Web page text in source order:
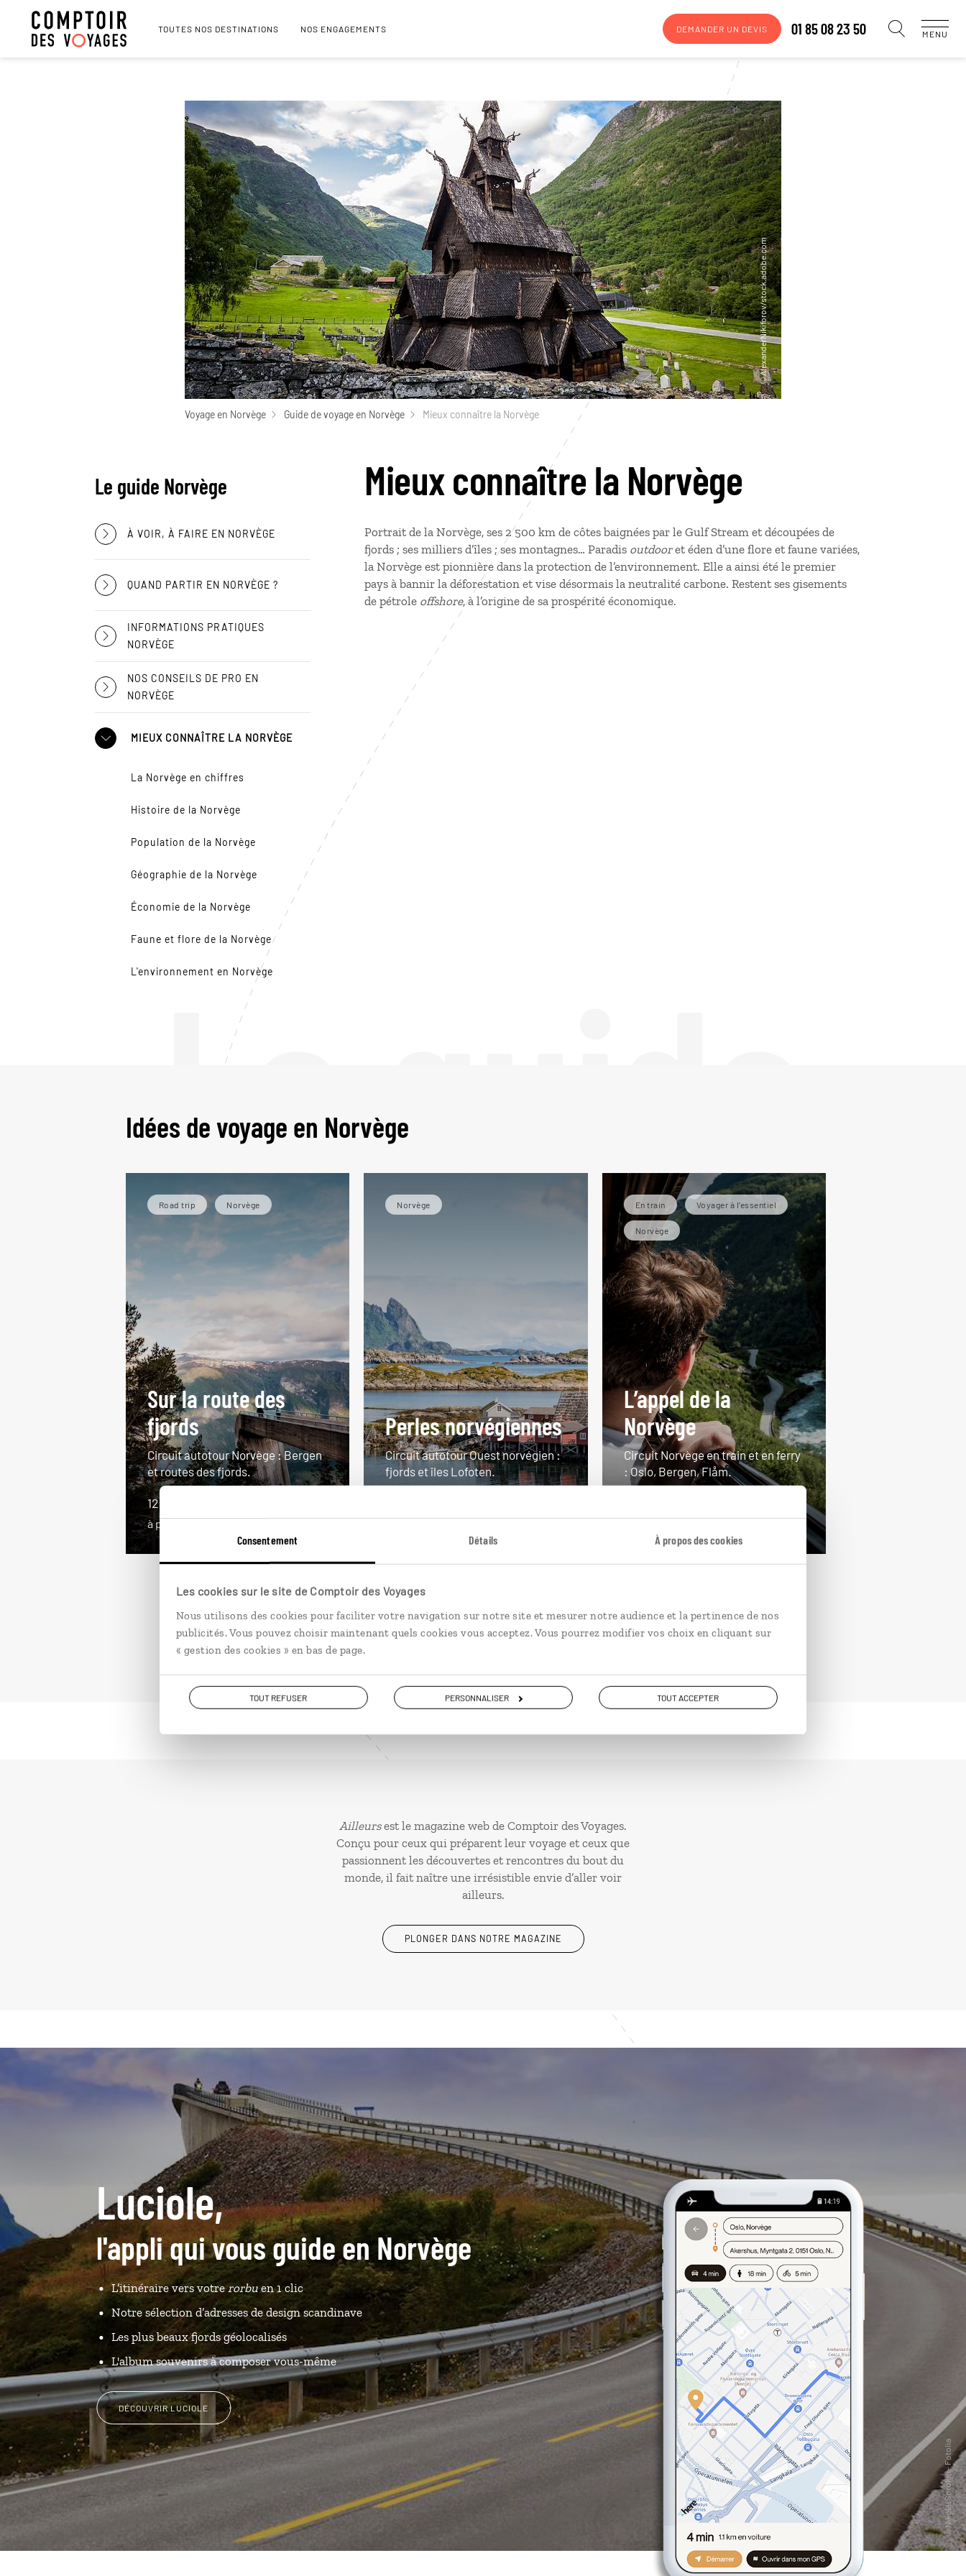
Consentement Détails À propos des cookies
Les cookies sur le site de Comptoir des Voyages
Nous utilisons des cookies pour faciliter votre navigation sur notre site et mesurer notre audience et la pertinence de nos
publicités. Vous pouvez choisir maintenant quels cookies vous acceptez. Vous pourrez modifier vos choix en cliquant sur
« gestion des cookies » en bas de page.
TOUT REFUSER PERSONNALISER TOUT ACCEPTER
TOUTES NOS DESTINATIONS NOS ENGAGEMENTS DEMANDER UN DEVIS 01 85 08 23 50 MENU
Voyage en Norvège Guide de voyage en Norvège Mieux connaître la Norvège
Le guide
Le guide Norvège
À VOIR, À FAIRE EN NORVÈGE
QUAND PARTIR EN NORVÈGE ?
INFORMATIONS PRATIQUES
NORVÈGE
NOS CONSEILS DE PRO EN
NORVÈGE
MIEUX CONNAÎTRE LA NORVÈGE
La Norvège en chiffres
Histoire de la Norvège
Population de la Norvège
Géographie de la Norvège
Économie de la Norvège
Faune et flore de la Norvège
L'environnement en Norvège
Mieux connaître la Norvège
Portrait de la Norvège, ses 2 500 km de côtes baignées par le Gulf Stream et découpées de
fjords ; ses milliers d’îles ; ses montagnes… Paradis outdooret éden d’une flore et faune variées,
la Norvège est pionnière dans la protection de l’environnement. Elle a ainsi été le premier
pays à bannir la déforestation et vise désormais la neutralité carbone. Restent ses gisements
de pétrole offshore, à l’origine de sa prospérité économique.
Idées de voyage en Norvège
Road trip Norvège
Sur la route des
fjords
Circuit autotour Norvège : Bergen
et routes des fjords.
12 jours / 11 nuits
à partir de 3600€
Norvège
Perles norvégiennes
Circuit autotour Ouest norvégien :
fjords et îles Lofoten.
à partir de 4500€
En train Voyager à l’essentiel
Norvège
L’appel de la
Norvège
Circuit Norvège en train et en ferry
: Oslo, Bergen, Flåm.
à partir de 2200€
VOIR NOS 9 IDÉES DE VOYAGE EN NORVÈGE
Ailleursest le magazine web de Comptoir des Voyages.
Conçu pour ceux qui préparent leur voyage et ceux que
passionnent les découvertes et rencontres du bout du
monde, il fait naître une irrésistible envie d’aller voir
ailleurs.
PLONGER DANS NOTRE MAGAZINE
Luciole,
l'appli qui vous guide en Norvège
L’itinéraire vers votrerorbuen 1 clic
Notre sélection d’adresses de design scandinave
Les plus beaux fjords géolocalisés
L'album souvenirs à composer vous-même
DÉCOUVRIR LUCIOLE